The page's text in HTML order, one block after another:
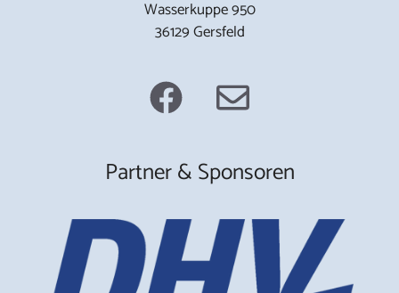
Wasserkuppe 950
36129 Gersfeld
Partner & Sponsoren